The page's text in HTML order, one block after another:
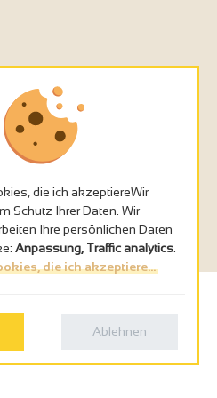
die ich akzeptiereWir
Schutz Ihrer Daten. Wir
Ihre persönlichen Daten
Anpassung, Traffic analytics
die ich akzeptiere...
Ablehnen